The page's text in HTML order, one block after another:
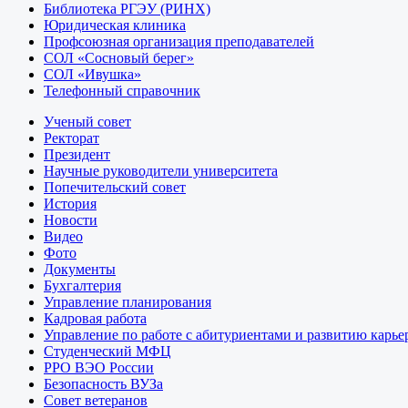
Библиотека РГЭУ (РИНХ)
Юридическая клиника
Профсоюзная организация преподавателей
СОЛ «Сосновый берег»
СОЛ «Ивушка»
Телефонный справочник
Ученый совет
Ректорат
Президент
Научные руководители университета
Попечительский совет
История
Новости
Видео
Фото
Документы
Бухгалтерия
Управление планирования
Кадровая работа
Управление по работе с абитуриентами и развитию
Студенческий МФЦ
РРО ВЭО России
Безопасность ВУЗа
Совет ветеранов